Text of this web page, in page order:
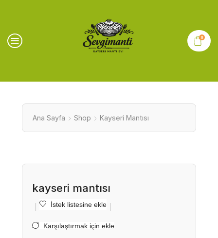
0
Ana Sayfa Shop Kayseri Mantısı
kayseri mantısı
İstek listesine ekle
Karşılaştırmak için ekle